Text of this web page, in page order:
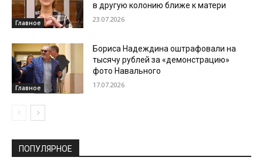
Главное
в другую колонию ближе к матери
23.07.2026
Главное
Бориса Надеждина оштрафовали на
тысячу рублей за «демонстрацию»
фото Навального
17.07.2026
ПОПУЛЯРНОЕ